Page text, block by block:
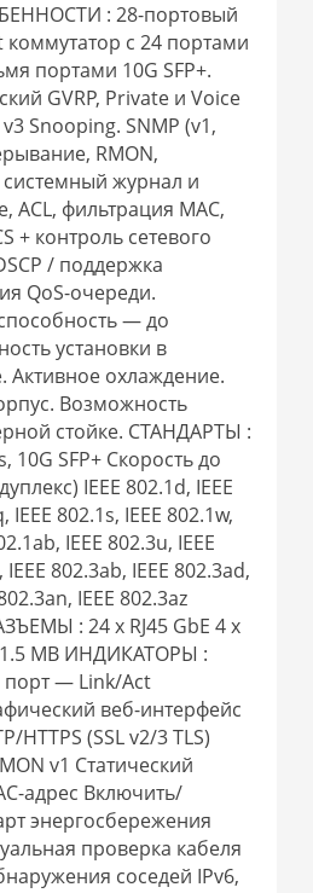
: 28-портовый
с 24 портами
портами 10G SFP+.
GVRP, Private и Voice
Snooping. SNMP (v1,
RMON,
журнал и
ACL, фильтрация MAC,
+ контроль сетевого
/ поддержка
QoS-очереди.
— до
установки в
Активное охлаждение.
Возможность
стойке. СТАНДАРТЫ :
10G SFP+ Скорость до
IEEE 802.1d, IEEE
IEEE 802.1s, IEEE 802.1w,
IEEE 802.3u, IEEE
IEEE 802.3ab, IEEE 802.3ad,
IEEE 802.3az
: 24 x RJ45 GbE 4 x
1.5 MB ИНДИКАТОРЫ :
порт — Link/Act
веб-интерфейс
HTTPS (SSL v2/3 TLS)
v1 Статический
адрес Включить/
энергосбережения
проверка кабеля
соседей IPv6,